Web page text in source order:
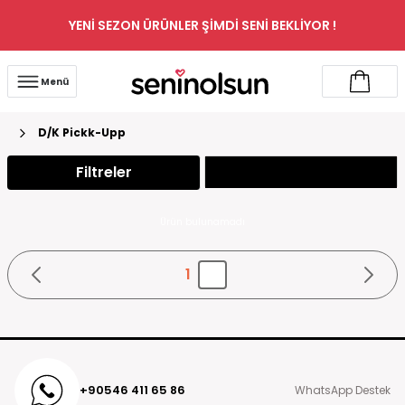
YENİ SEZON ÜRÜNLER ŞİMDİ SENİ BEKLİYOR !
Menü
D/K Pickk-Upp
Filtreler
1
+90546 411 65 86 WhatsApp Destek